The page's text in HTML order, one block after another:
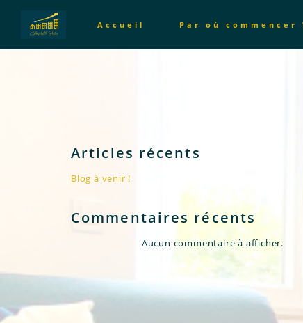
Accueil Par où commencer
Articles récents
Blog à venir !
Commentaires récents
Aucun commentaire à afficher.